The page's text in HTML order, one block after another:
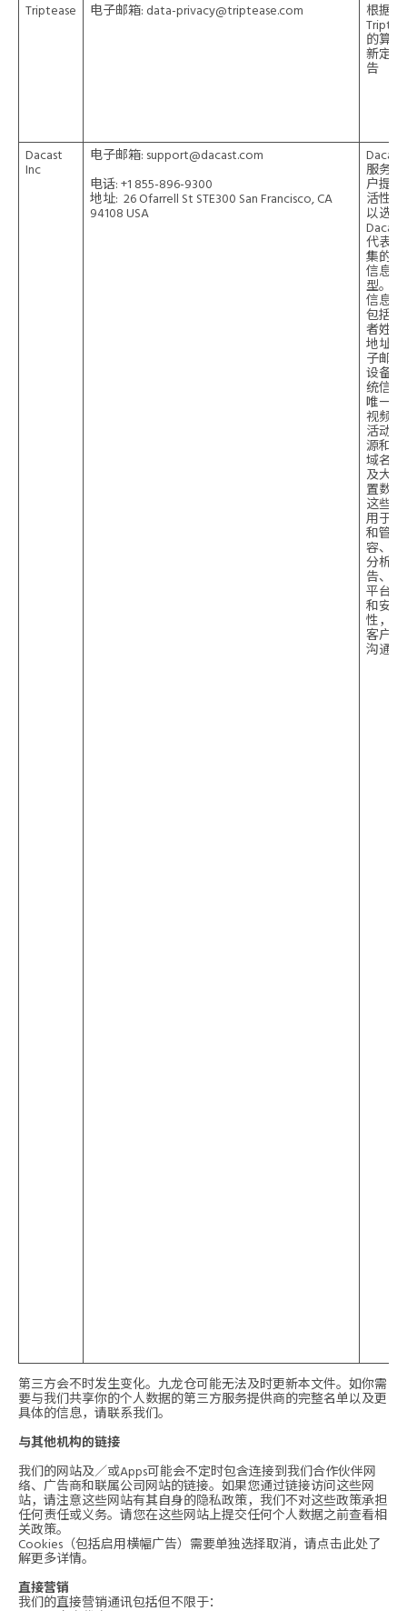
Triptease 电子邮箱: data-privacy@triptease.com 根据
的算
新定
告
Dacast
Inc
电子邮箱: support@dacast.com
电话: +1 855-896-9300
地址: 26 Ofarrell St STE300 San Francisco, CA
94108 USA
Dacast
服务
户提
活性
以选择
Dacast
代表
集的
信息类
型。
信息
包括
者姓
地址
子邮
设备
统信
唯一ID
视频
活动
源和
域名
及大
置数
这些
用于
和管
容、
分析
告、
平台
和安全
性，
客户
沟通。
第三方会不时发生变化。九龙仓可能无法及时更新本文件。如你需
要与我们共享你的个人数据的第三方服务提供商的完整名单以及更
具体的信息，请联系我们。
与其他机构的链接
我们的网站及／或Apps可能会不定时包含连接到我们合作伙伴网
络、广告商和联属公司网站的链接。如果您通过链接访问这些网
站，请注意这些网站有其自身的隐私政策，我们不对这些政策承担
任何责任或义务。请您在这些网站上提交任何个人数据之前查看相
关政策。
Cookies（包括启用横幅广告）需要单独选择取消，请点击此处了
解更多详情。
直接营销
我们的直接营销通讯包括但不限于：